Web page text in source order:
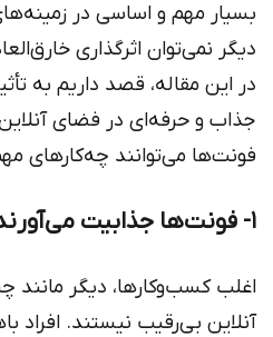
بسیار مهم و اساسی در
دیگر نمی‌توان اثرگذاری
در این مقاله، قصد داریم به
جذاب و حرفه‌ای در فضای آنلاین
فونت‌ها می‌توانند چه‌کارهای
۱- فونت‌ها جذابیت می‌آورند!
اغلب کسب‌وکارها، دیگر
آنلاین بی‌رقیب نیستند. افراد